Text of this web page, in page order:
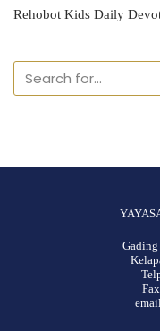
Rehobot Kids Daily